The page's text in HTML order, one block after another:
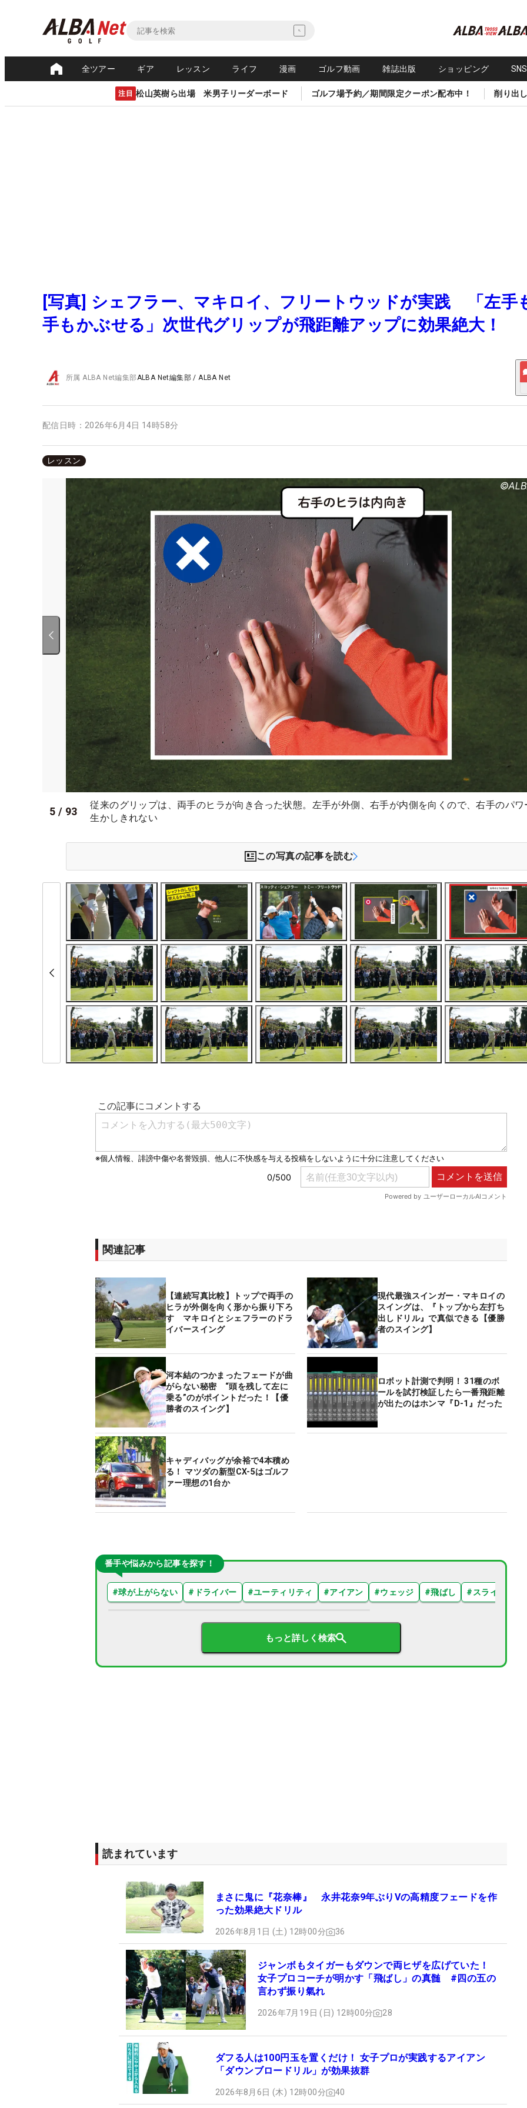
全ツアー ギア レッスン ライフ 漫画 ゴルフ動画 雑誌出版 ショッピング
注目 松山英樹ら出場 米男子リーダーボード ゴルフ場予約／期間限定クーポン配布中！ 削り出
[写真] シェフラー、マキロイ、フリートウッドが実践 「左手
手もかぶせる」次世代グリップが飛距離アップに効果絶大！
所属ALBA Net編集部ALBA Net編集部 /ALBA Net
配信日時： 2026年6月4日 14時58分
レッスン
5 / 93
従来のグリップは、両手のヒラが向き合った状態。左手が外側、右手が内側を向くので、右手のパワ
生かしきれない
この写真の記事を読む
関連記事
【連続写真比較】トップで両手の
ヒラが外側を向く形から振り下ろ
す マキロイとシェフラーのドラ
イバースイング
現代最強スインガー・マキロイの
スイングは、『トップから左打ち
出しドリル』で真似できる【優勝
者のスイング】
河本結のつかまったフェードが曲
がらない秘密 “頭を残して左に
乗る”のがポイントだった！【優
勝者のスイング】
ロボット計測で判明！ 31種のボ
ールを試打検証したら一番飛距離
が出たのはホンマ『D-1』だった
キャディバッグが余裕で4本積め
る！ マツダの新型CX-5はゴルフ
ァー理想の1台か
番手や悩みから記事を探す！
#球が上がらない # ドライバー #ユーティリティ #アイアン #ウェッジ #飛ばし # スライス
もっと詳しく検索
読まれています
まさに鬼に『花奈棒』 永井花奈9年ぶりVの高精度フェードを作
った効果絶大ドリル
2026年8月1日 (土) 12時00分 36
ジャンボもタイガーもダウンで両ヒザを広げていた！
女子プロコーチが明かす「飛ばし」の真髄 #四の五の
言わず振り氣れ
2026年7月19日 (日) 12時00分 28
ダフる人は100円玉を置くだけ！ 女子プロが実践するアイアン
「ダウンブロードリル」が効果抜群
2026年8月6日 (木) 12時00分 40